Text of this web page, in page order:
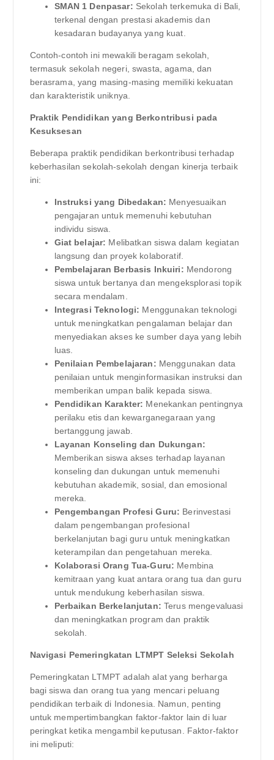
SMAN 1 Denpasar: Sekolah terkemuka di Bali,
terkenal dengan prestasi akademis dan
kesadaran budayanya yang kuat.
Contoh-contoh ini mewakili beragam sekolah,
termasuk sekolah negeri, swasta, agama, dan
berasrama, yang masing-masing memiliki kekuatan
dan karakteristik uniknya.
Praktik Pendidikan yang Berkontribusi pada
Kesuksesan
Beberapa praktik pendidikan berkontribusi terhadap
keberhasilan sekolah-sekolah dengan kinerja terbaik
ini:
Instruksi yang Dibedakan: Menyesuaikan
pengajaran untuk memenuhi kebutuhan
individu siswa.
Giat belajar: Melibatkan siswa dalam kegiatan
langsung dan proyek kolaboratif.
Pembelajaran Berbasis Inkuiri: Mendorong
siswa untuk bertanya dan mengeksplorasi topik
secara mendalam.
Integrasi Teknologi: Menggunakan teknologi
untuk meningkatkan pengalaman belajar dan
menyediakan akses ke sumber daya yang lebih
luas.
Penilaian Pembelajaran: Menggunakan data
penilaian untuk menginformasikan instruksi dan
memberikan umpan balik kepada siswa.
Pendidikan Karakter: Menekankan pentingnya
perilaku etis dan kewarganegaraan yang
bertanggung jawab.
Layanan Konseling dan Dukungan:
Memberikan siswa akses terhadap layanan
konseling dan dukungan untuk memenuhi
kebutuhan akademik, sosial, dan emosional
mereka.
Pengembangan Profesi Guru: Berinvestasi
dalam pengembangan profesional
berkelanjutan bagi guru untuk meningkatkan
keterampilan dan pengetahuan mereka.
Kolaborasi Orang Tua-Guru: Membina
kemitraan yang kuat antara orang tua dan guru
untuk mendukung keberhasilan siswa.
Perbaikan Berkelanjutan: Terus mengevaluasi
dan meningkatkan program dan praktik
sekolah.
Navigasi Pemeringkatan LTMPT Seleksi Sekolah
Pemeringkatan LTMPT adalah alat yang berharga
bagi siswa dan orang tua yang mencari peluang
pendidikan terbaik di Indonesia. Namun, penting
untuk mempertimbangkan faktor-faktor lain di luar
peringkat ketika mengambil keputusan. Faktor-faktor
ini meliputi: